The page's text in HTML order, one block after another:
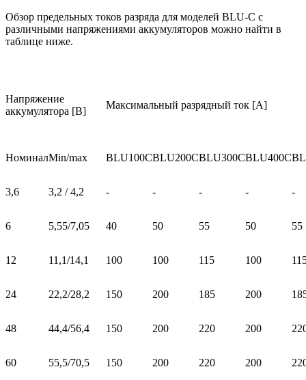
Обзор предельных токов разряда для моделей BLU-C с
различными напряжениями аккумуляторов можно найти в
таблице ниже.
Напряжение
аккумулятора [В]
Максимальный разрядный ток [A]
НоминалMin/max BLU100CBLU200CBLU300CBLU400C
3,6 3,2 / 4,2 - - - - -
6 5,55/7,05 40 50 55 50 55
12 11,1/14,1 100 100 115 100
24 22,2/28,2 150 200 185 200
48 44,4/56,4 150 200 220 200
60 55,5/70,5 150 200 220 200